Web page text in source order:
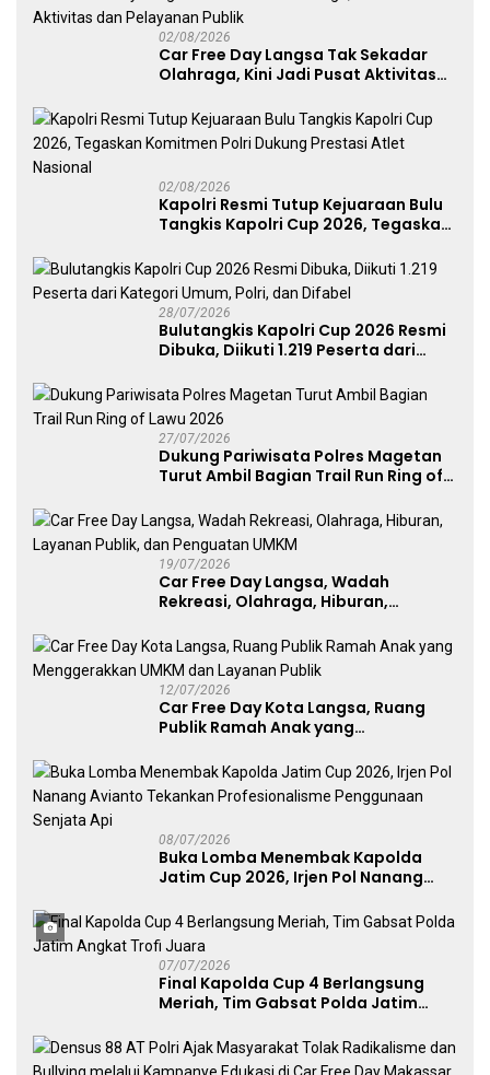
02/08/2026
Car Free Day Langsa Tak Sekadar
Olahraga, Kini Jadi Pusat Aktivitas
02/08/2026
Kapolri Resmi Tutup Kejuaraan Bulu
Tangkis Kapolri Cup 2026, Tegaskan
Atlet Nasional
28/07/2026
Bulutangkis Kapolri Cup 2026 Resmi
Dibuka, Diikuti 1.219 Peserta dari
27/07/2026
Dukung Pariwisata Polres Magetan
Turut Ambil Bagian Trail Run Ring of
19/07/2026
Car Free Day Langsa, Wadah
Rekreasi, Olahraga, Hiburan,
UMKM
12/07/2026
Car Free Day Kota Langsa, Ruang
Publik Ramah Anak yang
Publik
08/07/2026
Buka Lomba Menembak Kapolda
Jatim Cup 2026, Irjen Pol Nanang
Penggunaan Senjata Api
07/07/2026
Final Kapolda Cup 4 Berlangsung
Meriah, Tim Gabsat Polda Jatim